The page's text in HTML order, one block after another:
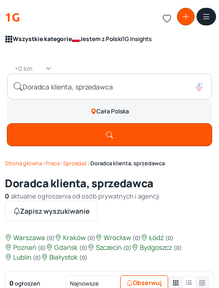
1G
Wszystkie kategorie Jestem z Polski1G Insights
Cała Polska
Strona główna›Praca›Sprzedaż›Doradca klienta, sprzedawca
Doradca klienta, sprzedawca
0 aktualne ogłoszenia od osób prywatnych i agencji
Zapisz wyszukiwanie
Warszawa (0) Kraków (0) Wrocław (0) Łódź (0)
Poznań (0) Gdańsk (0) Szczecin (0) Bydgoszcz (0)
Lublin (0) Białystok (0)
0 ogłoszeń Obserwuj